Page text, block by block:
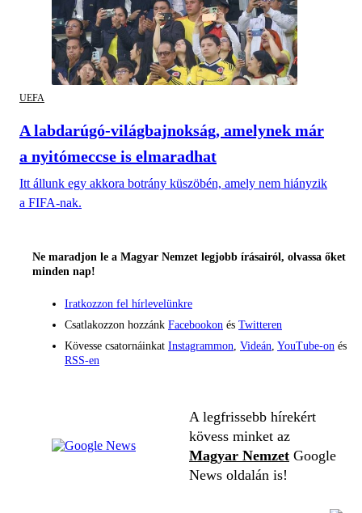
UEFA
A labdarúgó-világbajnokság, amelynek már
a nyitómeccse is elmaradhat
Itt állunk egy akkora botrány küszöbén, amely nem hiányzik
a FIFA-nak.
Ne maradjon le a Magyar Nemzet legjobb írásairól, olvassa őket
minden nap!
Iratkozzon fel hírlevelünkre
Csatlakozzon hozzánk Facebookon és Twitteren
Kövesse csatornáinkat Instagrammon, Videán, YouTube-on és
RSS-en
A legfrissebb hírekért
kövess minket az
Magyar Nemzet Google
News oldalán is!